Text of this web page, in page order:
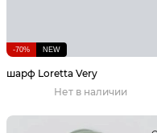
-70% NEW
шарф Loretta Very
Нет в наличии